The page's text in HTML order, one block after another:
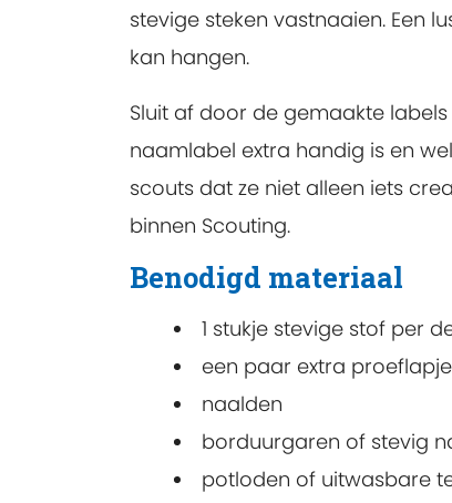
stevige steken vastnaaien. Een
kan hangen.
Sluit af door de gemaakte
naamlabel extra handig is en
scouts dat ze niet alleen iets
binnen Scouting.
Benodigd materiaal
1 stukje stevige stof per
een paar extra
naalden
borduurgaren of stevig
potloden of uitwasbare